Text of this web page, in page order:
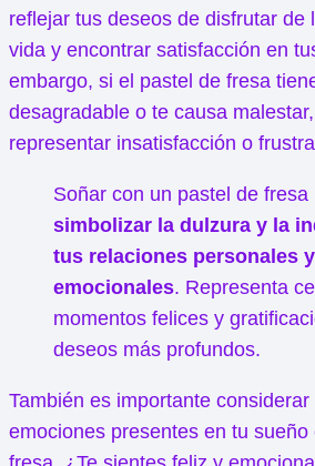
reflejar tus deseos de disfrutar de
vida y encontrar satisfacción en
embargo, si el pastel de fresa
desagradable o te causa
representar insatisfacción o
Soñar con un pastel de fresa
simbolizar la dulzura y la
tus relaciones personales y
emocionales. Representa
momentos felices y
deseos más profundos.
También es importante
emociones presentes en tu